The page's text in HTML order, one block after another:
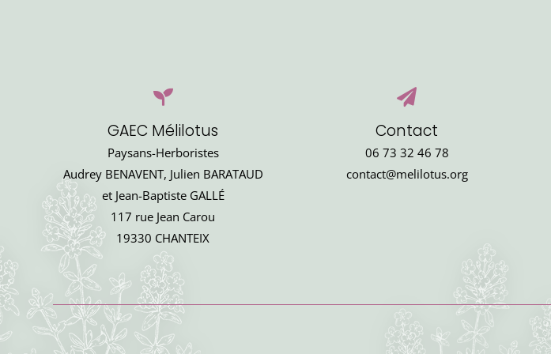
GAEC Mélilotus
Paysans-Herboristes
Audrey BENAVENT, Julien BARATAUD
et Jean-Baptiste GALLÉ
117 rue Jean Carou
19330 CHANTEIX
Contact
06 73 32 46 78
contact@melilotus.org